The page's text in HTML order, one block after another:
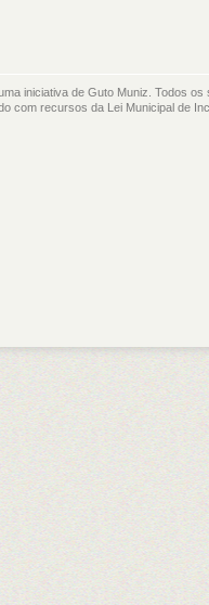
iniciativa de Guto Muniz. Todos
com recursos da Lei Municipal de